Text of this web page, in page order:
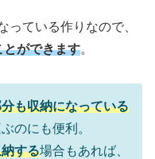
っている作りなので、
とができます。
も収納になっている
のにも便利。
する場合もあれば、